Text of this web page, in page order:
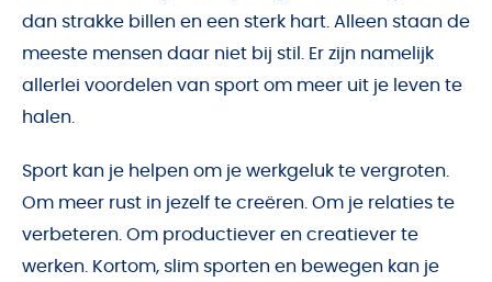
dan strakke billen en een sterk hart. Alleen staan de
meeste mensen daar niet bij stil. Er zijn namelijk
allerlei voordelen van sport om meer uit je leven te
halen.
Sport kan je helpen om je werkgeluk te vergroten.
Om meer rust in jezelf te creëren. Om je relaties te
verbeteren. Om productiever en creatiever te
werken. Kortom, slim sporten en bewegen kan je